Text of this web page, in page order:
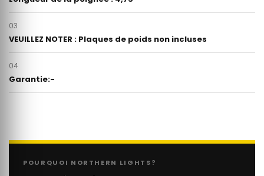
03
VEUILLEZ NOTER : Plaques de poids non incluses
04
Garantie:-
POURQUOI NORTHERN LIGHTS?